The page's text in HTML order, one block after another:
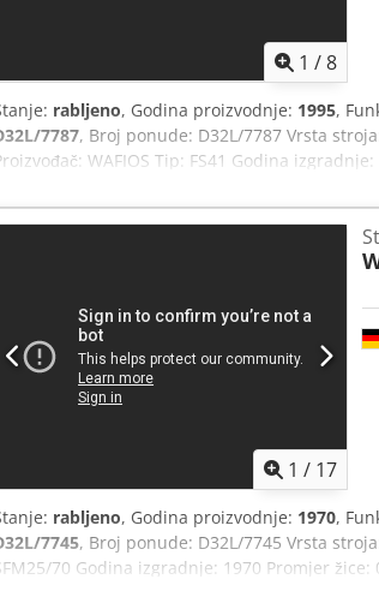
1 /8
rabljeno, Godina proizvodnje: 1995,
7787, Broj ponude: D32L/7787 Vrsta
WAFIOS Tip: FS41 Godina
Duljina dovoda: 1500 mm Učinak - kom/min:
1 / 17
rabljeno, Godina proizvodnje: 1970,
7745, Broj ponude: D32L/7745 Vrsta
70 Godina izgradnje: 1970 Promjer
komada/min: 80 Cjdjwi S Ifepfx Amasrf